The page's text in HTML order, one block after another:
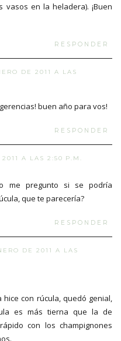
en la heladera). ¡Buen
RESPONDER
DE 2011 A LAS
buen año para vos!
RESPONDER
A LAS 2:50 P.M.
me pregunto si se podría
que te parecería?
RESPONDER
DE 2011 A LAS
con rúcula, quedó genial,
es más tierna que la de
con los champignones